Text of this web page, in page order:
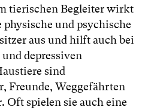
tierischen Begleiter wirkt
und psychische
aus und hilft auch bei
depressiven
sind
Freunde, Weggefährten
Oft spielen sie auch eine